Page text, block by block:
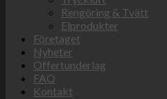
Rengöring & Tvätt
Elprodukter
Företaget
Nyheter
Offertunderlag
FAQ
Kontakt